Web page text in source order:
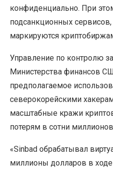
конфиденциально. При
подсанкционных
маркируются
Управление по контролю
Министерства финансов
предполагаемое
северокорейскими
масштабные кражи
потерям в сотни
«Sinbad обрабатывал
миллионы долларов в ходе